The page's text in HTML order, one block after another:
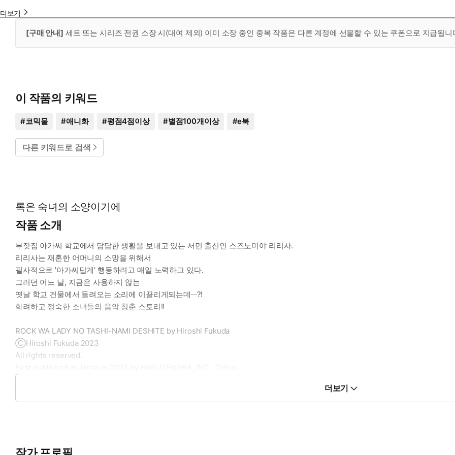
더보기
[구매 안내] 세트 또는 시리즈 전권 소장 시(대여 제외) 이미 소장 중인 중복 작품은 다른 계정에 선물할 수 있는 쿠폰으로 지급됩니
이 작품의 키워드
#코믹물 #애니화 #평점4점이상 #별점100개이상 #e북
다른 키워드로 검색
록은 숙녀의 소양이기에
작품 소개
부잣집 아가씨 학교에서 답답한 생활을 보내고 있는 서민 출신인 스즈노미야 리리사.
리리사는 재혼한 어머니의 소망을 위해서
필사적으로 '아가씨답게’ 행동하려고 매일 노력하고 있다.
그러던 어느 날, 지금은 사용하지 않는
옛날 학교 건물에서 들려오는 소리에 이끌리게되는데···?!
화려하고 정숙한 소녀들의 음악 청춘 스토리!!
ROCK WA LADY NO TASHI-NAMI DESHITE by Hiroshi Fukuda
ⒸHiroshi Fukuda 2023
All rights reserved.
through INTERNATIONAL BUYERS AGENT LTD.
더보기